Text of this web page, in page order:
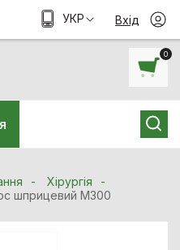
0
УКР Вхід
Хiрургiя
шприцевий M300